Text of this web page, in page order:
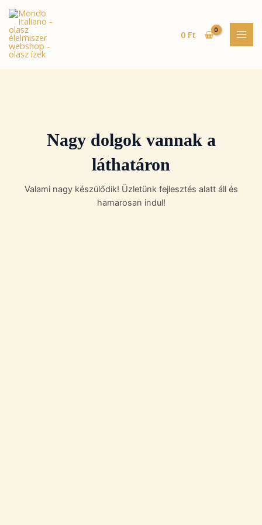
Skip
content
0 Ft
Nagy dolgok vannak a
láthatáron
Valami nagy készülődik! Üzletünk fejlesztés alatt áll és
hamarosan indul!